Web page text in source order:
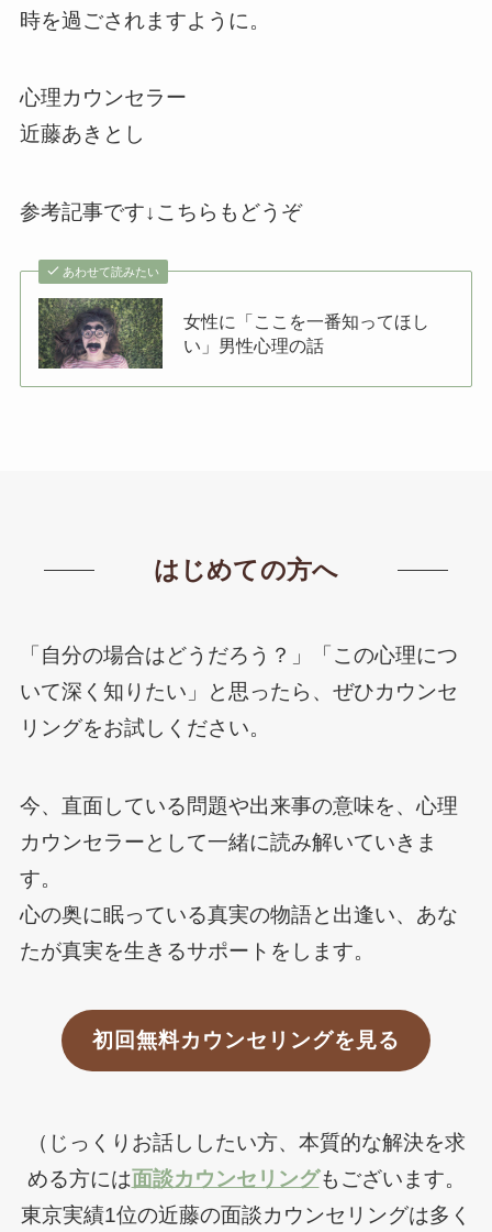
時を過ごされますように。
心理カウンセラー
近藤あきとし
参考記事です↓こちらもどうぞ
あわせて読みたい
女性に「ここを一番知ってほし
い」男性心理の話
はじめての方へ
「自分の場合はどうだろう？」「この心理につ
いて深く知りたい」と思ったら、ぜひカウンセ
リングをお試しください。
今、直面している問題や出来事の意味を、心理
カウンセラーとして一緒に読み解いていきま
す。
心の奥に眠っている真実の物語と出逢い、あな
たが真実を生きるサポートをします。
初回無料カウンセリングを見る
（じっくりお話ししたい方、本質的な解決を求
める方には面談カウンセリングもございます。
東京実績1位の近藤の面談カウンセリングは多く